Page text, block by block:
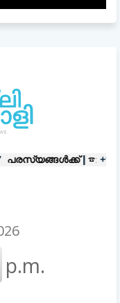
+918921123196 ☎